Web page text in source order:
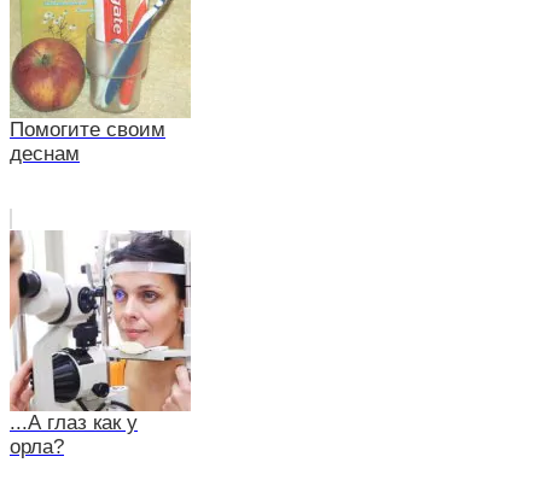
Помогите своим
деснам
...А глаз как у
орла?